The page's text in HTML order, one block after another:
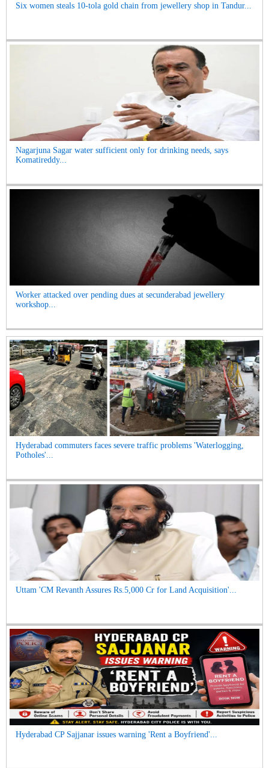
Six women steals 10-tola gold chain from jewellery shop in Tandur...
Nagarjuna Sagar water sufficient only for drinking needs, says
Komatireddy...
Worker attacked over pending dues at secunderabad jewellery
workshop...
Hyderabad commuters faces severe traffic problems 'Waterlogging,
Potholes'...
Uttam 'CM Revanth Assures Rs.5,000 Cr for Land Acquisition'...
Hyderabad CP Sajjanar issues warning 'Rent a Boyfriend'...